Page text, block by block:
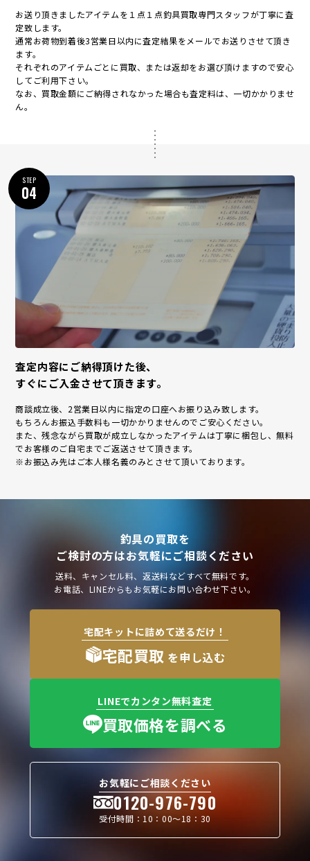
お送り頂きましたアイテムを１点１点釣具買取専門スタッフが丁寧に査
定致します。
通常お荷物到着後3営業日以内に査定結果をメールでお送りさせて頂き
ます。
それぞれのアイテムごとに買取、または返却をお選び頂けますので安心
してご利用下さい。
なお、買取金額にご納得されなかった場合も査定料は、一切かかりませ
ん。
STEP
04
査定内容にご納得頂けた後、
すぐにご入金させて頂きます。
商談成立後、2営業日以内に指定の口座へお振り込み致します。
もちろんお振込手数料も一切かかりませんのでご安心ください。
また、残念ながら買取が成立しなかったアイテムは丁寧に梱包し、無料
でお客様のご自宅までご返送させて頂きます。
※お振込み先はご本人様名義のみとさせて頂いております。
釣具の買取を
ご検討の方はお気軽にご相談ください
送料、キャンセル料、返送料などすべて無料です。
お電話、LINEからもお気軽にお問い合わせ下さい。
宅配キットに詰めて送るだけ！
宅配買取 を申し込む
LINEでカンタン無料査定
買取価格を調べる
お気軽にご相談ください
0120-976-790
受付時間：10：00〜18：30